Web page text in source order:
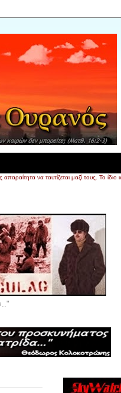
να ταυτίζεται μαζί τους. Το ίδιο